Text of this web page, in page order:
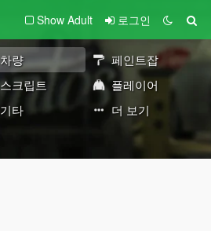
Show Adult 로그인
차량
페인트잡
스크립트
플레이어
기타 더 보기